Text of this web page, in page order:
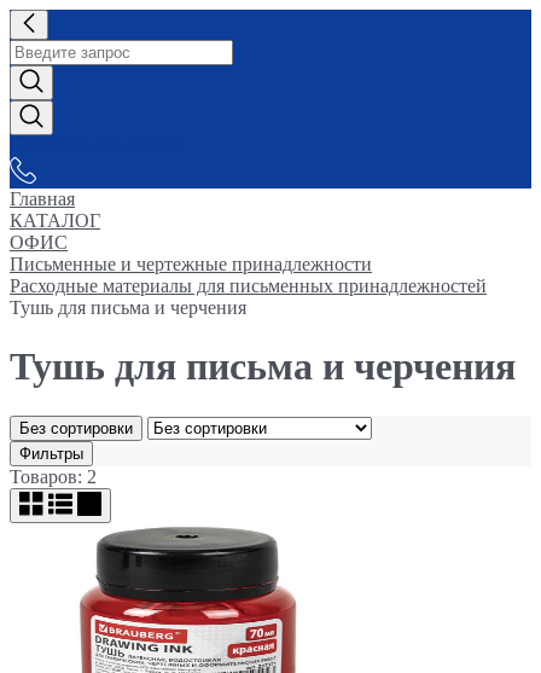
Главная
КАТАЛОГ
ОФИС
Письменные и чертежные принадлежности
Расходные материалы для письменных принадлежностей
Тушь для письма и черчения
Тушь для письма и черчения
Без сортировки
Фильтры
Товаров: 2